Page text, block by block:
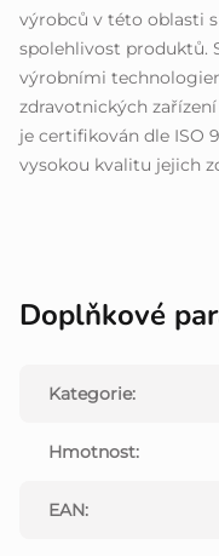
výrobců v této oblasti
spolehlivost produktů.
výrobními
zdravotnických
je certifikován dle ISO
vysokou kvalitu jejich
Doplňkové
Kategorie:
Hmotnost:
EAN: